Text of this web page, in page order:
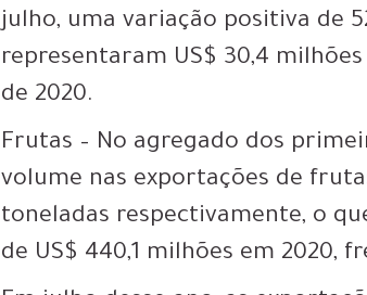
julho, uma variação positiva de
representaram US$ 30,4
de 2020.
Frutas – No agregado dos
volume nas exportações de
toneladas respectivamente, o
de US$ 440,1 milhões em 2020,